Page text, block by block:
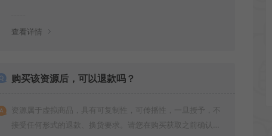
查看详情
购买该资源后，可以退款吗？
资源属于虚拟商品，具有可复制性，可传播性，一旦授予，不
接受任何形式的退款、换货要求。请您在购买获取之前确认好